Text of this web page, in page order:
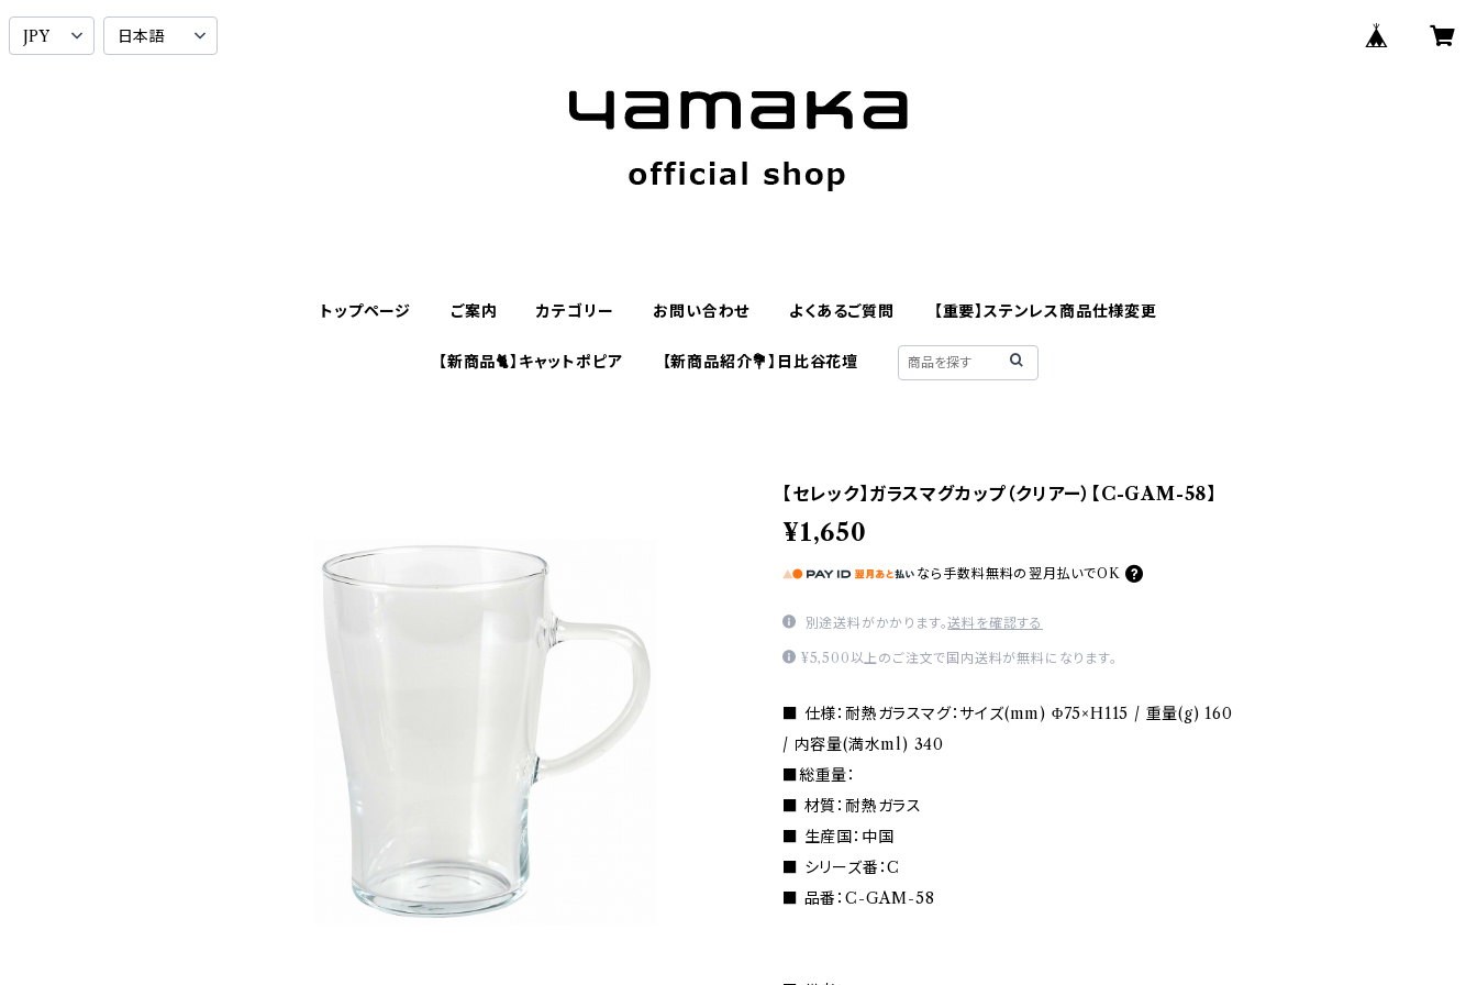
トップページ ご案内 カテゴリー お問い合わせ よくあるご質問 【重要】ステンレス商品仕様変更
【新商品🐈】キャットポピア 【新商品紹介💐】日比谷花壇
【セレック】ガラスマグカップ（クリアー）【C-GAM-58】
¥1,650
なら 手数料無料の 翌月払いでOK
別途送料がかかります。送料を確認する
¥5,500以上のご注文で国内送料が無料になります。
■ 仕様：耐熱ガラスマグ：サイズ(mm) Φ75×H115 / 重量(g) 160
/ 内容量(満水ml) 340
■総重量：
■ 材質：耐熱ガラス
■ 生産国：中国
■ シリーズ番：C
■ 品番：C-GAM-58